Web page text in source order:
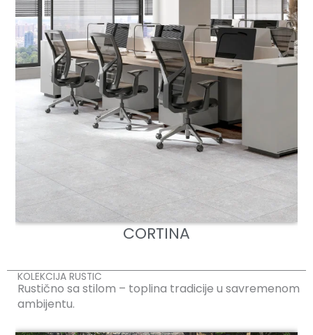
CORTINA
KOLEKCIJA RUSTIC
Rustično sa stilom – toplina tradicije u savremenom
ambijentu.